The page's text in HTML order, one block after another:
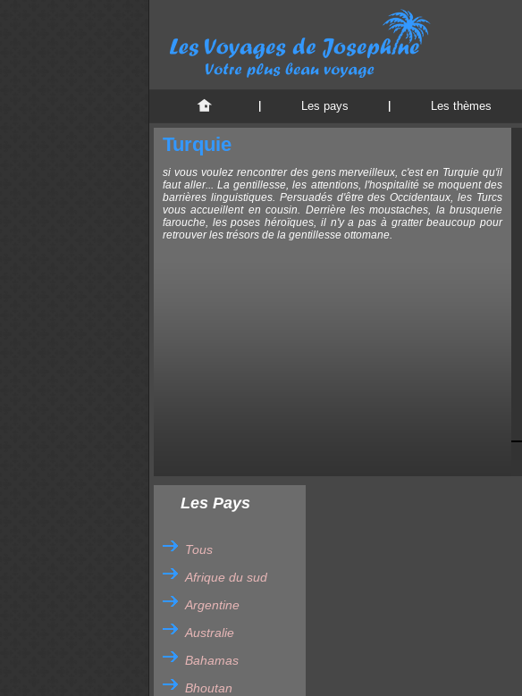
Les pays Les thèmes
Turquie
si vous voulez rencontrer des gens merveilleux, c'est en Turquie qu'il
faut aller... La gentillesse, les attentions, l'hospitalité se moquent des
barrières linguistiques. Persuadés d'être des Occidentaux, les Turcs
vous accueillent en cousin. Derrière les moustaches, la brusquerie
farouche, les poses héroïques, il n'y a pas à gratter beaucoup pour
retrouver les trésors de la gentillesse ottomane.
Les Pays
Tous
Afrique du sud
Argentine
Australie
Bahamas
Bhoutan